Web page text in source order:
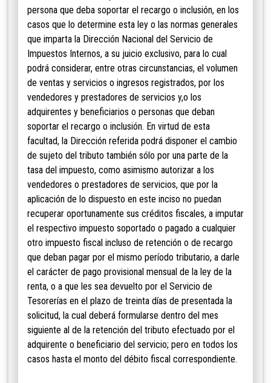
persona que deba soportar el recargo o inclusión, en los
casos que lo determine esta ley o las normas generales
que imparta la Dirección Nacional del Servicio de
Impuestos Internos, a su juicio exclusivo, para lo cual
podrá considerar, entre otras circunstancias, el volumen
de ventas y servicios o ingresos registrados, por los
vendedores y prestadores de servicios y,o los
adquirentes y beneficiarios o personas que deban
soportar el recargo o inclusión. En virtud de esta
facultad, la Dirección referida podrá disponer el cambio
de sujeto del tributo también sólo por una parte de la
tasa del impuesto, como asimismo autorizar a los
vendedores o prestadores de servicios, que por la
aplicación de lo dispuesto en este inciso no puedan
recuperar oportunamente sus créditos fiscales, a imputar
el respectivo impuesto soportado o pagado a cualquier
otro impuesto fiscal incluso de retención o de recargo
que deban pagar por el mismo período tributario, a darle
el carácter de pago provisional mensual de la ley de la
renta, o a que les sea devuelto por el Servicio de
Tesorerías en el plazo de treinta días de presentada la
solicitud, la cual deberá formularse dentro del mes
siguiente al de la retención del tributo efectuado por el
adquirente o beneficiario del servicio; pero en todos los
casos hasta el monto del débito fiscal correspondiente.